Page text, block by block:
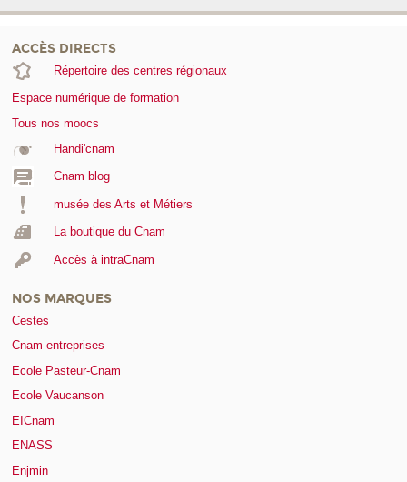
ACCÈS DIRECTS
Répertoire des centres régionaux
Espace numérique de formation
Tous nos moocs
Handi'cnam
Cnam blog
musée des Arts et Métiers
La boutique du Cnam
Accès à intraCnam
NOS MARQUES
Cestes
Cnam entreprises
Ecole Pasteur-Cnam
Ecole Vaucanson
EICnam
ENASS
Enjmin